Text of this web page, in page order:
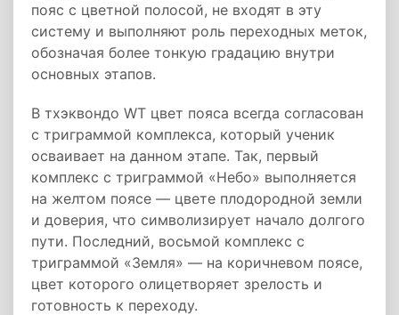
пояс с цветной полосой, не входят в эту
систему и выполняют роль переходных меток,
обозначая более тонкую градацию внутри
основных этапов.
В тхэквондо WT цвет пояса всегда согласован
с триграммой комплекса, который ученик
осваивает на данном этапе. Так, первый
комплекс с триграммой «Небо» выполняется
на желтом поясе — цвете плодородной земли
и доверия, что символизирует начало долгого
пути. Последний, восьмой комплекс с
триграммой «Земля» — на коричневом поясе,
цвет которого олицетворяет зрелость и
готовность к переходу.